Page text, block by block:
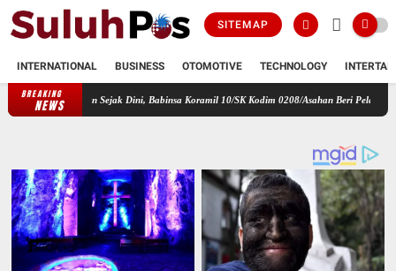
SITEMAP
INTERNATIONAL BUSINESS OTOMOTIVE TECHNOLOGY
BREAKING
NEWS
Sejak Dini, Babinsa Koramil 10/SK Kodim 0208/Asahan Beri Pelatihan PBB dan